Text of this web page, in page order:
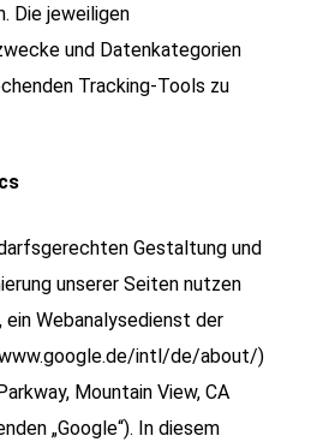
Die jeweiligen
und Datenkategorien
Tracking-Tools zu
Gestaltung und
unserer Seiten nutzen
Webanalysedienst der
intl/de/about/)
Mountain View, CA
„Google“). In diesem